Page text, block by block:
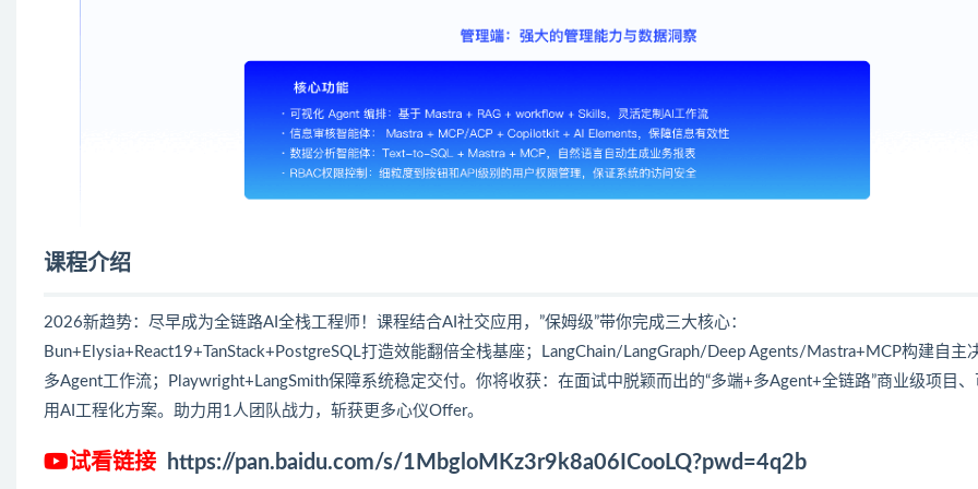
课程介绍
2026新趋势：尽早成为全链路AI全栈工程师！课程结合AI社交应用，”保姆级”带你完成三大核心：
Bun+Elysia+React19+TanStack+PostgreSQL打造效能翻倍全栈基座；LangChain/LangGraph/Deep Agents/Mastra+MCP构建自主
多Agent工作流；Playwright+LangSmith保障系统稳定交付。你将收获：在面试中脱颖而出的“多端+多Agent+全链路”商业级项目、
用AI工程化方案。助力用1人团队战力，斩获更多心仪Offer。
试看链接 https://pan.baidu.com/s/1MbgloMKz3r9k8a06ICooLQ?pwd=4q2b